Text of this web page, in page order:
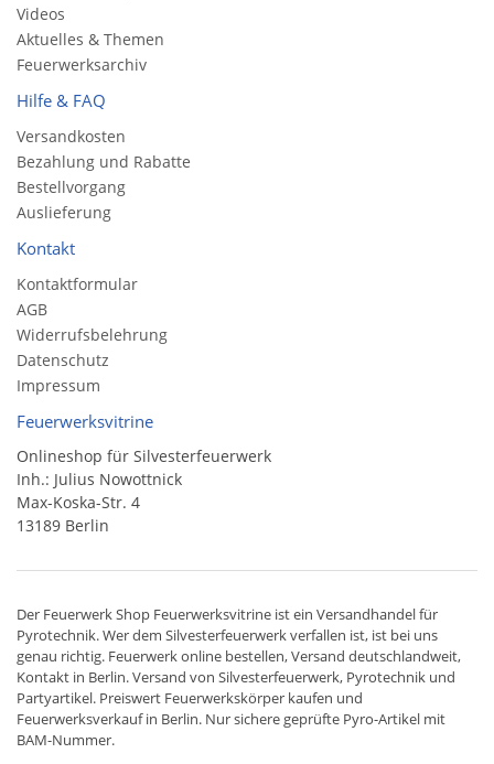
Videos
Aktuelles & Themen
Feuerwerksarchiv
Hilfe & FAQ
Versandkosten
Bezahlung und Rabatte
Bestellvorgang
Auslieferung
Kontakt
Kontaktformular
AGB
Widerrufsbelehrung
Datenschutz
Impressum
Feuerwerksvitrine
Onlineshop für Silvesterfeuerwerk
Inh.: Julius Nowottnick
Max-Koska-Str. 4
13189 Berlin
Der Feuerwerk Shop Feuerwerksvitrine ist ein Versandhandelfür
Pyrotechnik. Wer dem Silvesterfeuerwerk verfallen ist, ist bei uns
genau richtig. Feuerwerk online bestellen,Versand deutschlandweit,
Kontakt in Berlin. Versand von Silvesterfeuerwerk, Pyrotechnik und
Partyartikel. Preiswert Feuerwerkskörper kaufen und
Feuerwerksverkauf in Berlin. Nur sichere geprüfte Pyro-Artikel mit
BAM-Nummer.